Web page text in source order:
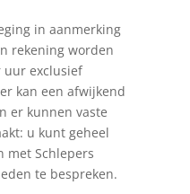
in aanmerking
rekening worden
uur exclusief
kan een afwijkend
er kunnen vaste
u kunt geheel
met Schlepers
te bespreken.